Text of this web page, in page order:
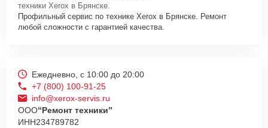
техники Xerox в Брянске.
Профильный сервис по технике Xerox в Брянске. Ремонт
любой сложности с гарантией качества.
Ежедневно, с 10:00 до 20:00
+7 (800) 100-91-25
info@xerox-servis.ru
ООО“Ремонт техники”
ИНН234789782